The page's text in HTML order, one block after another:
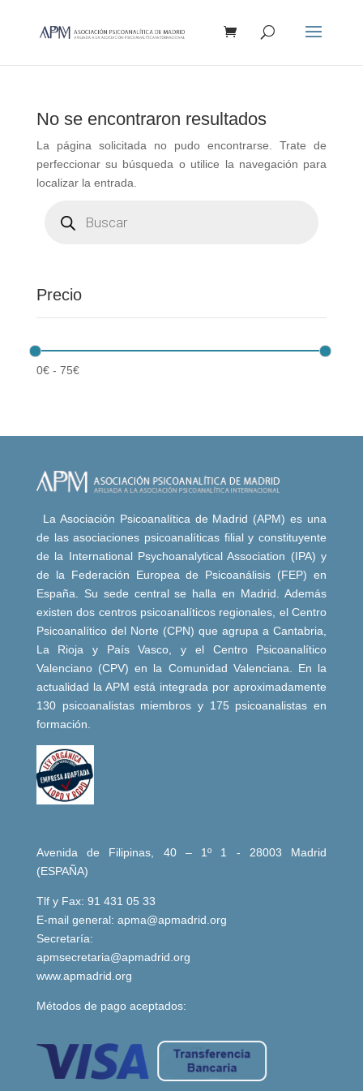
productos
No se encontraron resultados
La página solicitada no pudo encontrarse. Trate de
perfeccionar su búsqueda o utilice la navegación para
localizar la entrada.
productos
Precio
0€- 75€
La Asociación Psicoanalítica de Madrid (APM) es una
de las asociaciones psicoanalíticas filial y constituyente
de la International Psychoanalytical Association (IPA) y
de la Federación Europea de Psicoanálisis (FEP) en
España. Su sede central se halla en Madrid. Además
existen dos centros psicoanalíticos regionales, el Centro
Psicoanalítico del Norte (CPN) que agrupa a Cantabria,
La Rioja y País Vasco, y el Centro Psicoanalítico
Valenciano (CPV) en la Comunidad Valenciana. En la
actualidad la APM está integrada por aproximadamente
130 psicoanalistas miembros y 175 psicoanalistas en
formación.
Avenida de Filipinas, 40 – 1º 1 - 28003 Madrid
(ESPAÑA)
Tlf y Fax: 91 431 05 33
E-mail general: apma@apmadrid.org
Secretaría:
apmsecretaria@apmadrid.org
www.apmadrid.org
Métodos de pago aceptados: